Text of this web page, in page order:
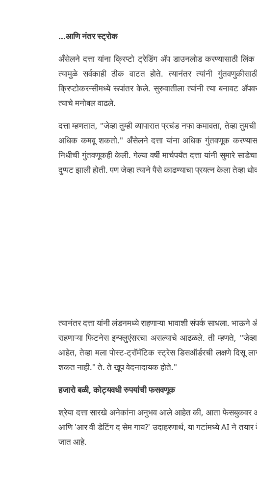
...आणि नंतर स्ट्रोक
अँसेलने दत्ता यांना क्रिप्टो ट्रेडिंग ॲप डाउनलोड करण्यासाठी
त्यामुळे सर्वकाही ठीक वाटत होते. त्यानंतर त्यांनी
क्रिप्टोकरन्सीमध्ये रूपांतर केले. सुरुवातीला त्यांनी त्या बनावट
त्याचे मनोबल वाढले.
दत्ता म्हणतात, "जेव्हा तुम्ही व्यापारात प्रचंड नफा कमावता, तेव्हा
अधिक कमवू शकतो." अँसेलने दत्ता यांना अधिक गुंतवणूक करण्यास
निधीची गुंतवणूकही केली. गेल्या वर्षी मार्चपर्यंत दत्ता यांनी सुमारे
दुप्पट झाली होती. पण जेव्हा त्याने पैसे काढण्याचा प्रयत्न केला तेव्हा
त्यानंतर दत्ता यांनी लंडनमध्ये राहणाऱ्या भावाशी संपर्क साधला.
राहणाऱ्या फिटनेस इन्फ्लुएंसरचा असल्याचे आढळले. ती म्हणते,
आहेत, तेव्हा मला पोस्ट-ट्रॉमॅटिक स्ट्रेस डिसऑर्डरची लक्षणे दिसू
शकत नाही." ते. ते खूप वेदनादायक होते."
हजारो बळी, कोट्यवधी रुपयांची फसवणूक
श्रेया दत्ता सारखे अनेकांना अनुभव आले आहेत की, आता फेसबुकवर
आणि 'आर वी डेटिंग द सेम गाय?' उदाहरणार्थ, या गटांमध्ये AI ने तयार
जात आहे.